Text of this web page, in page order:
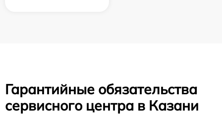
Гарантийные обязательства
сервисного центра в Казани